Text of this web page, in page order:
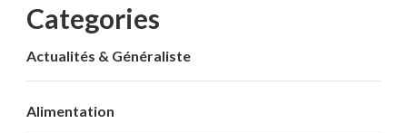
Categories
Actualités & Généraliste
Alimentation